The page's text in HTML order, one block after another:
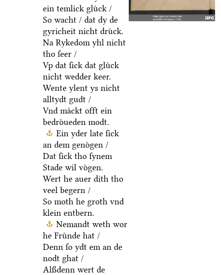
ein temlick gluͤck /
So wacht / dat dy de
gyricheit nicht druͤck.
Na Rykedom yhl nicht
tho ſeer /
Vp dat ſick dat gluͤck
nicht wedder keer.
Wente ylent ys nicht
alltydt gudt /
Vnd maͤckt offt ein
bedroͤueden modt.
Ein yder late ſick
an dem genoͤgen /
Dat ſick tho ſynem
Stade wil voͤgen.
Wert he auer dith tho
veel begern /
So moth he groth vnd
klein entbern.
Nemandt weth wor
he Fruͤnde hat /
Denn ſo ydt em an de
nodt ghat /
Alßdenn wert de